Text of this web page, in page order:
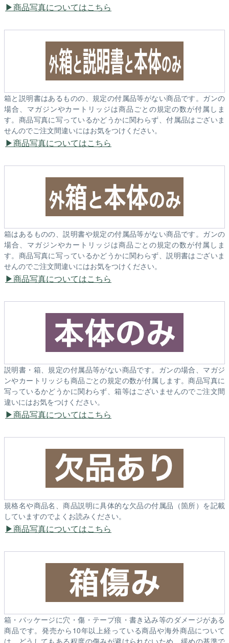
商品写真についてはこちら
箱と説明書はあるものの、規定の付属品等がない商品です。ガンの
場合、マガジンやカートリッジは商品ごとの規定の数が付属しま
す。商品写真に写っているかどうかに関わらず、付属品はございま
せんのでご注文間違いにはお気をつけください。
商品写真についてはこちら
箱はあるものの、説明書や規定の付属品等がない商品です。ガンの
場合、マガジンやカートリッジは商品ごとの規定の数が付属しま
す。商品写真に写っているかどうかに関わらず、説明書はございま
せんのでご注文間違いにはお気をつけください。
商品写真についてはこちら
説明書・箱、規定の付属品等がない商品です。ガンの場合、マガジ
ンやカートリッジも商品ごとの規定の数が付属します。商品写真に
写っているかどうかに関わらず、箱等はございませんのでご注文間
違いにはお気をつけください。
商品写真についてはこちら
規格名や商品名、商品説明に具体的な欠品の付属品（箇所）を記載
していますのでよくお読みください。
商品写真についてはこちら
箱・パッケージに穴・傷・テープ痕・書き込み等のダメージがある
商品です。発売から10年以上経っている商品や海外商品について
は、どうしてもある程度の傷みが避けられないため、緩めの基準で